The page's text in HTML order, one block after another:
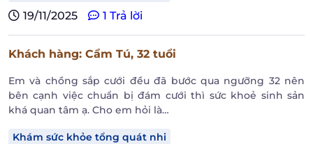
19/11/2025 1 Trả lời
Khách hàng: Cẩm Tú, 32 tuổi
Em và chồng sắp cưới đều đã bước qua ngưỡng 32 nên
bên cạnh việc chuẩn bị đám cưới thì sức khoẻ sinh sản
khá quan tâm ạ. Cho em hỏi là…
Khám sức khỏe tổng quát nhi